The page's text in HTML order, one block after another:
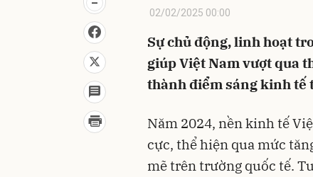
02/02/2025 00:00
Sự chủ động, linh hoạt
giúp Việt Nam vượt qua
thành điểm sáng kinh tế
Năm 2024, nền kinh tế
cực, thể hiện qua mức
mẽ trên trường quốc tế.